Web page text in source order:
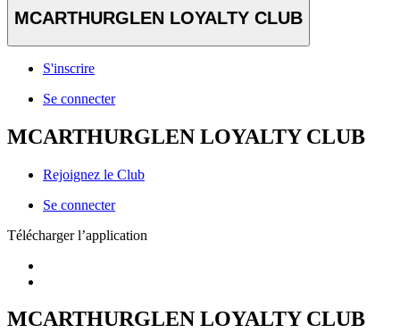
MCARTHURGLEN LOYALTY CLUB
S'inscrire
Se connecter
MCARTHURGLEN LOYALTY CLUB
Rejoignez le Club
Se connecter
Télécharger l’application
MCARTHURGLEN LOYALTY CLUB